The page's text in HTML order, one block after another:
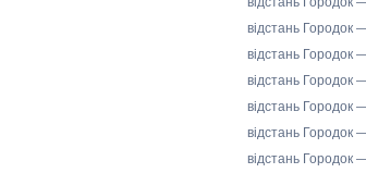
відстань Городок
відстань Городок
відстань Городок
відстань Городок
відстань Городок
відстань Городок